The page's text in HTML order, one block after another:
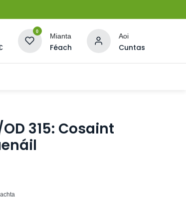
0
Mianta
Féach
Aoi
Cuntas
315: Cosaint